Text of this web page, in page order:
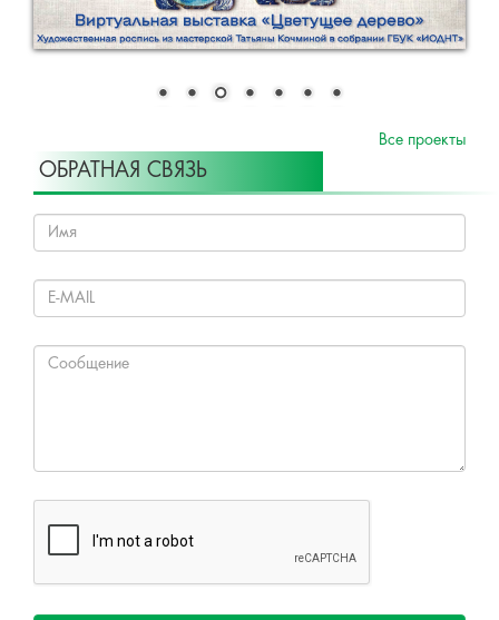
Все проекты
ОБРАТНАЯ СВЯЗЬ